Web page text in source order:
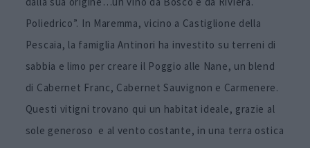
Poliedrico”. In Maremma, vicino a Castiglione della
Pescaia, la famiglia Antinori ha investito su terreni di
sabbia e limo per creare il Poggio alle Nane, un blend
di Cabernet Franc, Cabernet Sauvignon e Carmenere.
Questi vitigni trovano qui un habitat ideale, grazie al
sole generoso e al vento costante, in una terra ostica